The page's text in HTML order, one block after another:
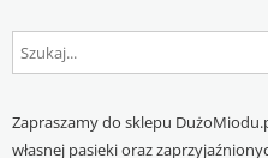
Zapraszamy do sklepu
własnej pasieki oraz